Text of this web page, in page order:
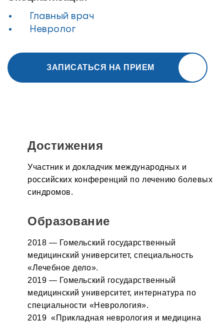
Главный врач
Невролог
ЗАПИСАТЬСЯ НА ПРИЕМ
Достижения
Участник и докладчик международных и
российских конференций по лечению болевых
синдромов.
Образование
2018 — Гомельский государственный
медицинский университет, специальность
«Лечебное дело».
2019 — Гомельский государственный
медицинский университет, интернатура по
специальности «Неврология».
2019 «Прикладная неврология и медицина